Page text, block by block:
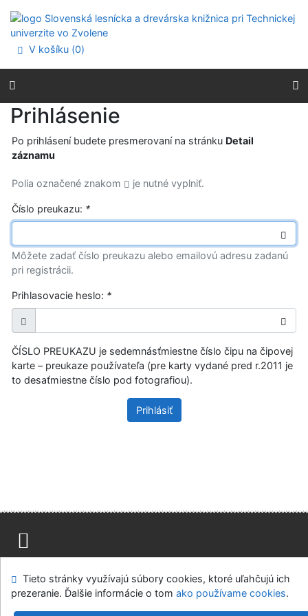
Prejsť na menu
Prehlásenie o webovej prístupnosti
V košíku (0)
Prihlásenie
Po prihlásení budete presmerovaní na stránku Detail
záznamu
Polia označené znakom je nutné vyplniť.
Číslo preukazu: *
Môžete zadať číslo preukazu alebo emailovú adresu zadanú
pri registrácii.
Prihlasovacie heslo: *
ČÍSLO PREUKAZU je sedemnásťmiestne číslo čipu na čipovej
karte – preukaze používateľa (pre karty vydané pred r.2011 je
to desaťmiestne číslo pod fotografiou).
Prihlásiť
Modul OpenSearch
Napíšte nám Nastavenie cookies
Tieto stránky využívajú súbory cookies, ktoré uľahčujú ich
prezeranie. Ďalšie informácie o tom ako používame cookies.